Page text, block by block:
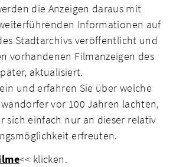
die Anzeigen daraus mit
Informationen auf
Stadtarchivs veröffentlicht und
vorhandenen Filmanzeigen des
aktualisiert.
und erfahren Sie über welche
vor 100 Jahren lachten,
sich einfach nur an dieser relativ
erfreuten.
<< klicken.